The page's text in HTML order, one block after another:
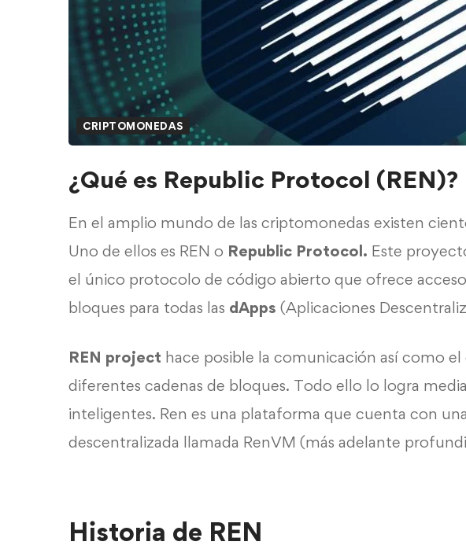
CRIPTOMONEDAS
¿Qué es Republic Protocol (REN)?
En el amplio mundo de las criptomonedas existen
Uno de ellos es REN o Republic Protocol. Este
el único protocolo de código abierto que ofrece
bloques para todas las dApps (Aplicaciones
REN project hace posible la comunicación así como
diferentes cadenas de bloques. Todo ello lo logra
inteligentes. Ren es una plataforma que cuenta con
descentralizada llamada RenVM (más adelante
Historia de REN